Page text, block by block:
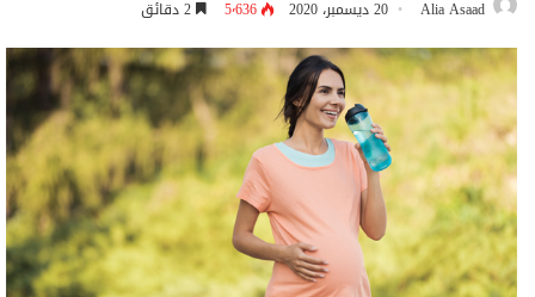
Alia Asaad 20 ديسمبر، 2020 5٬636